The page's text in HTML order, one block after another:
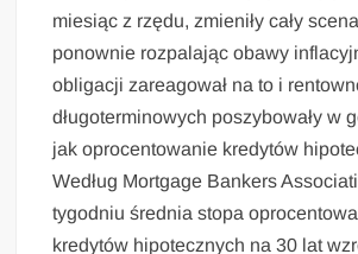
miesiąc z rzędu, zmieniły cały
ponownie rozpalając obawy
obligacji zareagował na to i
długoterminowych poszybowały w
jak oprocentowanie kredytów
Według Mortgage Bankers
tygodniu średnia stopa
kredytów hipotecznych na 30 lat